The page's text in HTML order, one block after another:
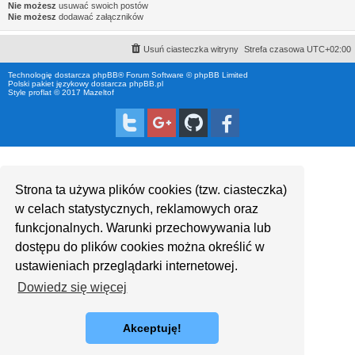
Strona ta używa plików cookies (tzw. ciasteczka)
w celach statystycznych, reklamowych oraz
funkcjonalnych. Warunki przechowywania lub
dostępu do plików cookies można określić w
ustawieniach przeglądarki internetowej.
Dowiedz się więcej
Akceptuję!
Nie możesz usuwać swoich postów
Nie możesz dodawać załączników
Strefa czasowa UTC+02:00
Usuń ciasteczka witryny
Technologię dostarcza phpBB® Forum Software © phpBB Limited
Polski pakiet językowy dostarcza phpBB.pl
Style proflat © 2017 Mazeltof